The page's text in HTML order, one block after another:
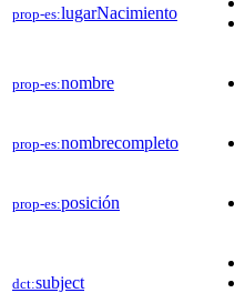
prop-es:lugarNacimiento
prop-es:nombre
prop-es:nombrecompleto
prop-es:posición
dct:subject